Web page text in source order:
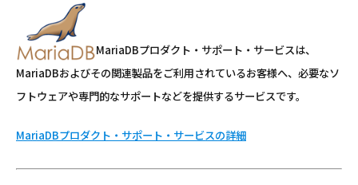
MariaDBプロダクト・サポート・サービスは、
MariaDBおよびその関連製品をご利用されているお客様へ、必要なソ
フトウェアや専門的なサポートなどを提供するサービスです。
MariaDBプロダクト・サポート・サービスの詳細